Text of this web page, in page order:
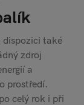
dispozici také
zdroj
a
prostředí.
celý rok i při